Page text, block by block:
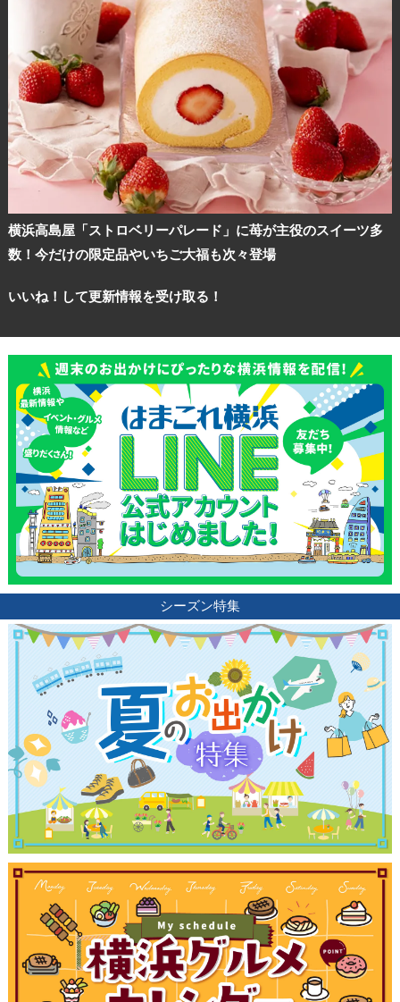
横浜高島屋「ストロベリーパレード」に苺が主役のスイーツ多
数！今だけの限定品やいちご大福も次々登場
いいね！して更新情報を受け取る！
シーズン特集